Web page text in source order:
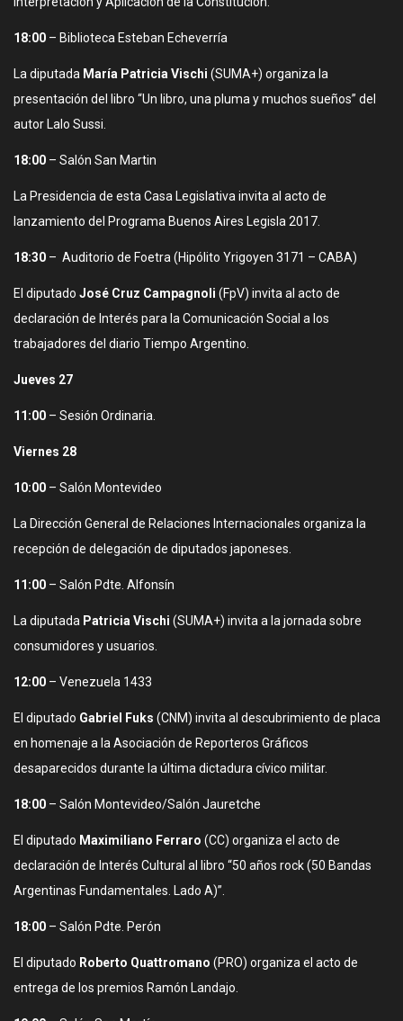
18:00 – Biblioteca Esteban Echeverría
La diputada María Patricia Vischi (SUMA+) organiza la
presentación del libro “Un libro, una pluma y muchos sueños” del
autor Lalo Sussi.
18:00 – Salón San Martin
La Presidencia de esta Casa Legislativa invita al acto de
lanzamiento del Programa Buenos Aires Legisla 2017.
18:30 – Auditorio de Foetra (Hipólito Yrigoyen 3171 – CABA)
El diputado José Cruz Campagnoli (FpV) invita al acto de
declaración de Interés para la Comunicación Social a los
trabajadores del diario Tiempo Argentino.
Jueves 27
11:00 – Sesión Ordinaria.
Viernes 28
10:00 – Salón Montevideo
La Dirección General de Relaciones Internacionales organiza la
recepción de delegación de diputados japoneses.
11:00 – Salón Pdte. Alfonsín
La diputada Patricia Vischi (SUMA+) invita a la jornada sobre
consumidores y usuarios.
12:00 – Venezuela 1433
El diputado Gabriel Fuks (CNM) invita al descubrimiento de placa
en homenaje a la Asociación de Reporteros Gráficos
desaparecidos durante la última dictadura cívico militar.
18:00 – Salón Montevideo/Salón Jauretche
El diputado Maximiliano Ferraro (CC) organiza el acto de
declaración de Interés Cultural al libro “50 años rock (50 Bandas
Argentinas Fundamentales. Lado A)”.
18:00 – Salón Pdte. Perón
El diputado Roberto Quattromano (PRO) organiza el acto de
entrega de los premios Ramón Landajo.